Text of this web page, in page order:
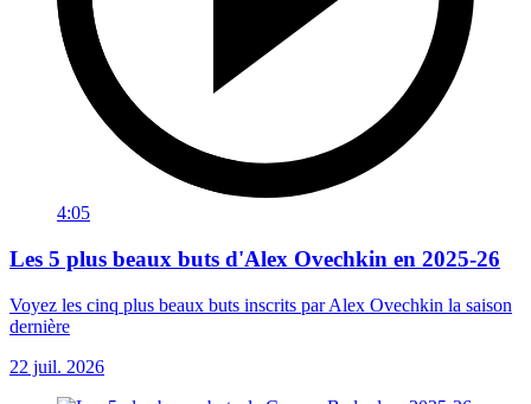
4:05
Les 5 plus beaux buts d'Alex Ovechkin en 2025-26
Voyez les cinq plus beaux buts inscrits par Alex Ovechkin la saison
dernière
22 juil. 2026